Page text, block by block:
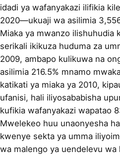
idadi ya wafanyakazi ilifikia
2020—ukuaji wa asilimia
Miaka ya mwanzo ilishuhudia
serikali ikikuza huduma za
2009, ambapo kulikuwa na
asilimia 216.5% mnamo
katikati ya miaka ya 2010,
ufanisi, hali iliyosababisha
kufikia wafanyakazi wapatao
Mwelekeo huu unaonyesha
kwenye sekta ya umma
wa malengo ya uendelevu wa